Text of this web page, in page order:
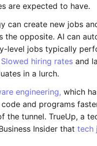
are expected to have.
can create new jobs
opposite. AI can
level jobs typically
Slowed hiring rates and
in a lurch.
engineering, which
and programs
the tunnel. TrueUp, a
Insider that tech